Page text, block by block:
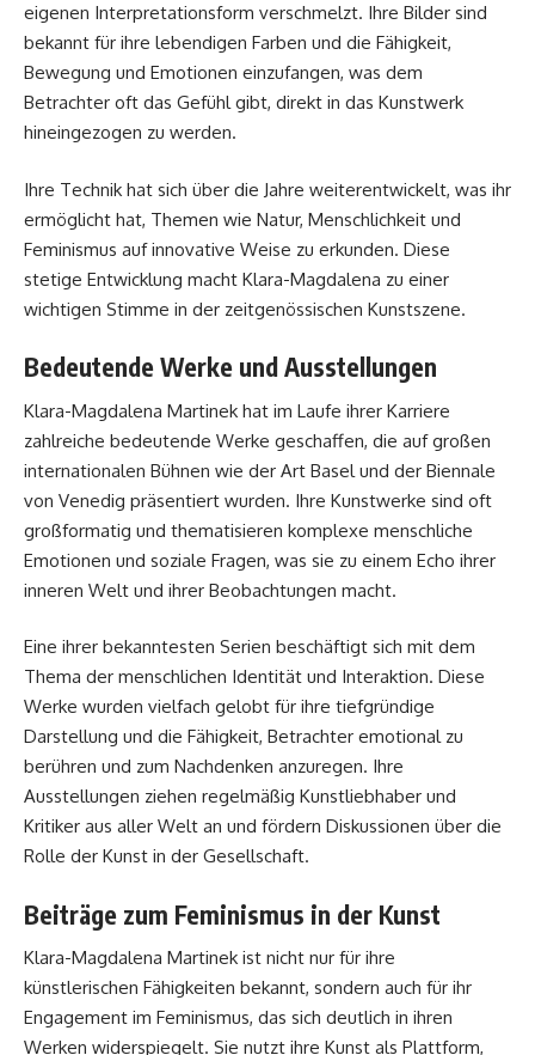
eigenen Interpretationsform verschmelzt. Ihre Bilder sind
bekannt für ihre lebendigen Farben und die Fähigkeit,
Bewegung und Emotionen einzufangen, was dem
Betrachter oft das Gefühl gibt, direkt in das Kunstwerk
hineingezogen zu werden.
Ihre Technik hat sich über die Jahre weiterentwickelt, was ihr
ermöglicht hat, Themen wie Natur, Menschlichkeit und
Feminismus auf innovative Weise zu erkunden. Diese
stetige Entwicklung macht Klara-Magdalena zu einer
wichtigen Stimme in der zeitgenössischen Kunstszene.
Bedeutende Werke und Ausstellungen
Klara-Magdalena Martinek hat im Laufe ihrer Karriere
zahlreiche bedeutende Werke geschaffen, die auf großen
internationalen Bühnen wie der Art Basel und der Biennale
von Venedig präsentiert wurden. Ihre Kunstwerke sind oft
großformatig und thematisieren komplexe menschliche
Emotionen und soziale Fragen, was sie zu einem Echo ihrer
inneren Welt und ihrer Beobachtungen macht.
Eine ihrer bekanntesten Serien beschäftigt sich mit dem
Thema der menschlichen Identität und Interaktion. Diese
Werke wurden vielfach gelobt für ihre tiefgründige
Darstellung und die Fähigkeit, Betrachter emotional zu
berühren und zum Nachdenken anzuregen. Ihre
Ausstellungen ziehen regelmäßig Kunstliebhaber und
Kritiker aus aller Welt an und fördern Diskussionen über die
Rolle der Kunst in der Gesellschaft.
Beiträge zum Feminismus in der Kunst
Klara-Magdalena Martinek ist nicht nur für ihre
künstlerischen Fähigkeiten bekannt, sondern auch für ihr
Engagement im Feminismus, das sich deutlich in ihren
Werken widerspiegelt. Sie nutzt ihre Kunst als Plattform,